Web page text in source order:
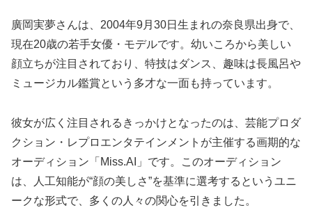
廣岡実夢さんは、2004年9月30日生まれの奈良県出身で、
現在20歳の若手女優・モデルです。幼いころから美しい
顔立ちが注目されており、特技はダンス、趣味は長風呂や
ミュージカル鑑賞という多才な一面も持っています。
彼女が広く注目されるきっかけとなったのは、芸能プロダ
クション・レプロエンタテインメントが主催する画期的な
オーディション「Miss.AI」です。このオーディション
は、人工知能が“顔の美しさ”を基準に選考するというユニ
ークな形式で、多くの人々の関心を引きました。